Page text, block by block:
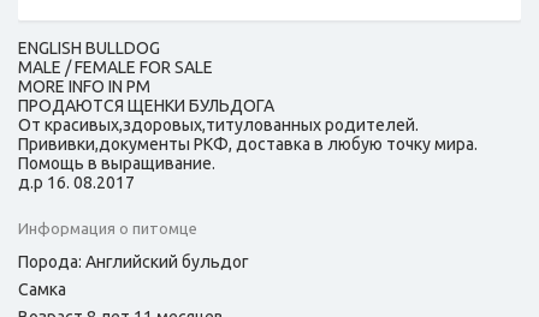
ENGLISH BULLDOG
MALE / FEMALE FOR SALE
MORE INFO IN PM
ПРОДАЮТСЯ ЩЕНКИ БУЛЬДОГА
От красивых,здоровых,титулованных родителей.
Прививки,документы РКФ, доставка в любую точку мира.
Помощь в выращивание.
д.р 16. 08.2017
Информация о питомце
Порода: Английский бульдог
Самка